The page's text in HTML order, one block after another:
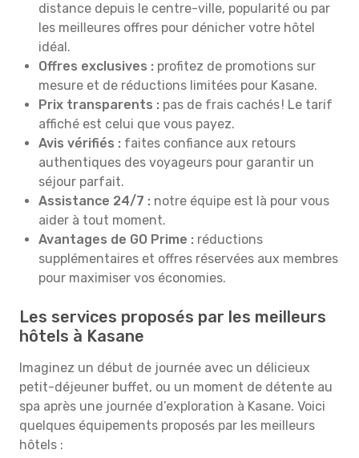
distance depuis le centre-ville, popularité ou par
les meilleures offres pour dénicher votre hôtel
idéal.
Offres exclusives : profitez de promotions sur
mesure et de réductions limitées pour Kasane.
Prix transparents : pas de frais cachés ! Le tarif
affiché est celui que vous payez.
Avis vérifiés : faites confiance aux retours
authentiques des voyageurs pour garantir un
séjour parfait.
Assistance 24/7 : notre équipe est là pour vous
aider à tout moment.
Avantages de GO Prime : réductions
supplémentaires et offres réservées aux membres
pour maximiser vos économies.
Les services proposés par les meilleurs
hôtels à Kasane
Imaginez un début de journée avec un délicieux
petit-déjeuner buffet, ou un moment de détente au
spa après une journée d’exploration à Kasane. Voici
quelques équipements proposés par les meilleurs
hôtels :